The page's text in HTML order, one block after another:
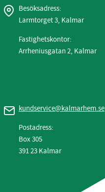
Besöksadress:
Larmtorget 3, Kalmar
Fastighetskontor:
Arrheniusgatan 2, Kalmar
kundservice@kalmarhem.se
Postadress:
Box 305
391 23 Kalmar